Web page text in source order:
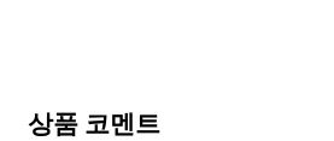
상품 코멘트